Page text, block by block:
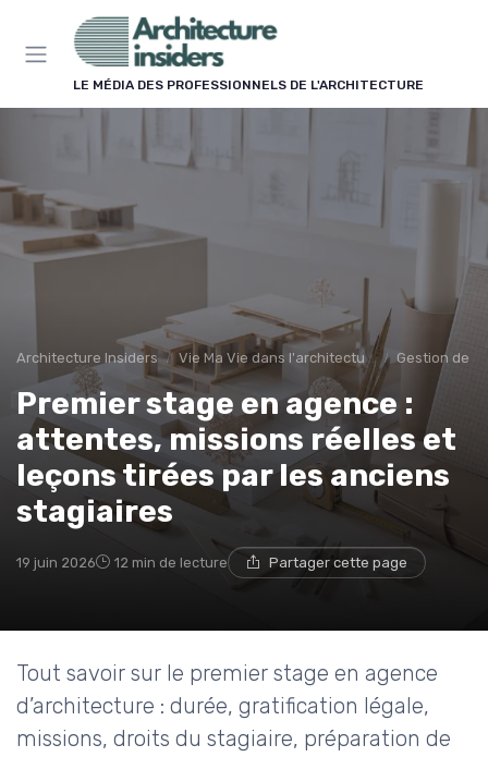
LE MÉDIA DES PROFESSIONNELS DE L'ARCHITECTURE
Architecture Insiders Vie Ma Vie dans l'architecture Gestion de
Premier stage en agence :
attentes, missions réelles et
leçons tirées par les anciens
stagiaires
19 juin 2026 12 min de lecture Partager cette page
Tout savoir sur le premier stage en agence
d’architecture : durée, gratification légale,
missions, droits du stagiaire, préparation de
Panneau de gestion des cookies